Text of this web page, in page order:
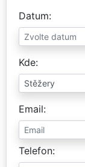
Datum
Kde
Email
Telefon